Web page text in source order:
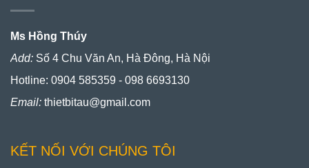
Ms Hồng Thúy
Add: Số 4 Chu Văn An, Hà Đông, Hà Nội
Hotline: 0904 585359 - 098 6693130
Email: thietbitau@gmail.com
KẾT NỐI VỚI CHÚNG TÔI